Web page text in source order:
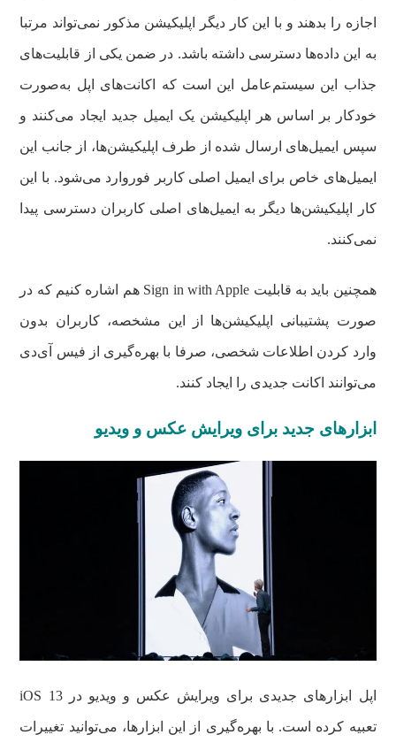
اجازه را بدهند و با این کار دیگر اپلیکیشن مذکور نمی‌تواند مرتبا
به این داده‌ها دسترسی داشته باشد. در ضمن یکی از قابلیت‌های
جذاب این سیستم‌عامل این است که اکانت‌های اپل به‌صورت
خودکار بر اساس هر اپلیکیشن یک ایمیل جدید ایجاد می‌کنند و
سپس ایمیل‌های ارسال شده از طرف اپلیکیشن‌ها، از جانب این
ایمیل‌های خاص برای ایمیل اصلی کاربر فوروارد می‌شود. با این
کار اپلیکیشن‌ها دیگر به ایمیل‌های اصلی کاربران دسترسی پیدا
نمی‌کنند.
همچنین باید به قابلیت Sign in with Apple هم اشاره کنیم که در
صورت پشتیبانی اپلیکیشن‌ها از این مشخصه، کاربران بدون
وارد کردن اطلاعات شخصی، صرفا با بهره‌گیری از فیس آی‌دی
می‌توانند اکانت جدیدی را ایجاد کنند.
ابزارهای جدید برای ویرایش عکس و ویدیو
اپل ابزارهای جدیدی برای ویرایش عکس و ویدیو در iOS 13
تعبیه کرده است. با بهره‌گیری از این ابزارها، می‌توانید تغییرات